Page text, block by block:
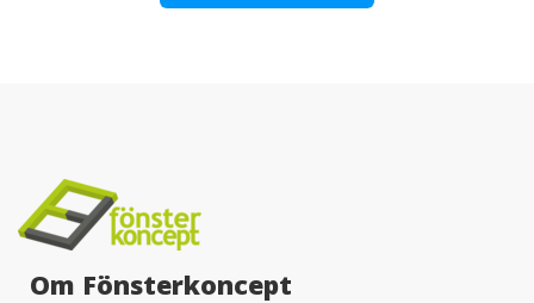
Om Fönsterkoncept